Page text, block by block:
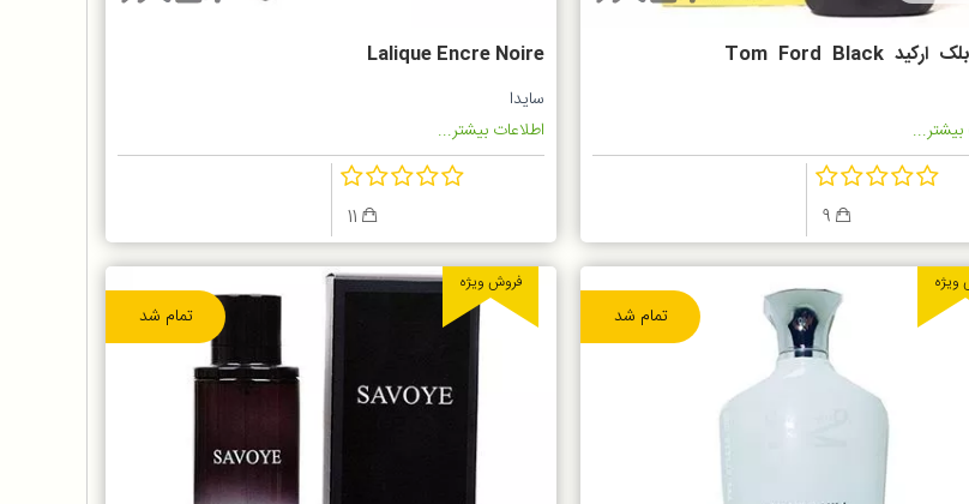
ادکلن بلک ارکید Tom Ford Black
بیشتر...
Lalique Encre Noire
سایدا
اطلاعات بیشتر...
تمام شد
ویژه
تمام شد
فروش ویژه